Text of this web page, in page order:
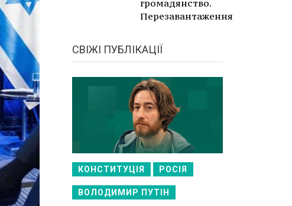
громадянство.
Перезавантаження
СВІЖІ ПУБЛІКАЦІЇ
КОНСТИТУЦІЯ РОСІЯ
ВОЛОДИМИР ПУТІН